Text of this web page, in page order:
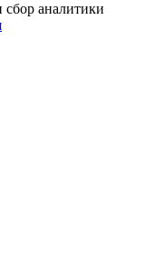
аналитики